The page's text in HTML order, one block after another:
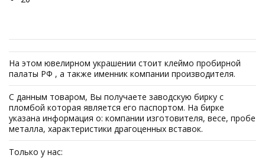
На этом ювелирном украшении стоит клеймо пробирной
палаты РФ , а также именник компании производителя.
С данным товаром, Вы получаете заводскую бирку с
пломбой которая является его паспортом. На бирке
указана информация о: компании изготовителя, весе, пробе
металла, характеристики драгоценных вставок.
Только у нас: